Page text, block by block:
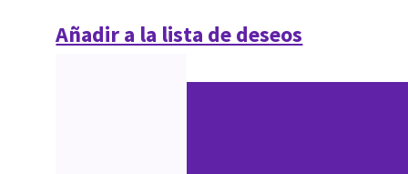
Añadir a la lista de deseos